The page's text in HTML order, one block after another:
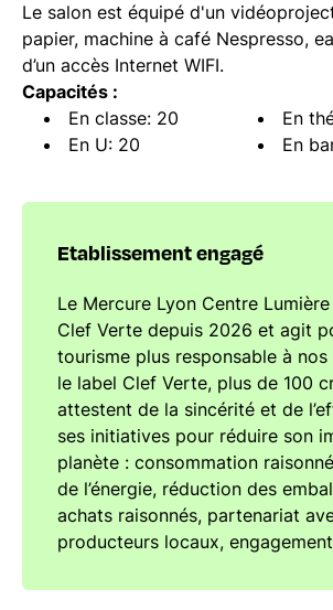
Le salon est équipé d'un
papier, machine à café Nespresso,
d’un accès Internet WIFI.
Capacités :
En classe: 20
En
En U: 20
En
Etablissement engagé
Le Mercure Lyon Centre
Clef Verte depuis 2026 et agit
tourisme plus responsable à nos
le label Clef Verte, plus de 100
attestent de la sincérité et de
ses initiatives pour réduire son
planète : consommation
de l’énergie, réduction des
achats raisonnés, partenariat
producteurs locaux,